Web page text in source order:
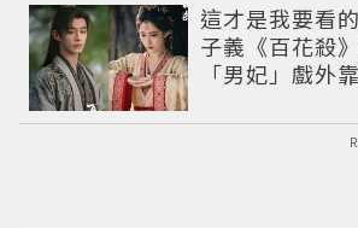
這才是我要看
子義《百花殺
「男妃」戲外